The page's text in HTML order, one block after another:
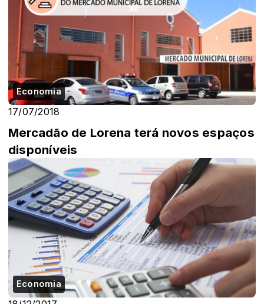
Economia
17/07/2018
Mercadão de Lorena terá novos espaços
disponíveis
Economia